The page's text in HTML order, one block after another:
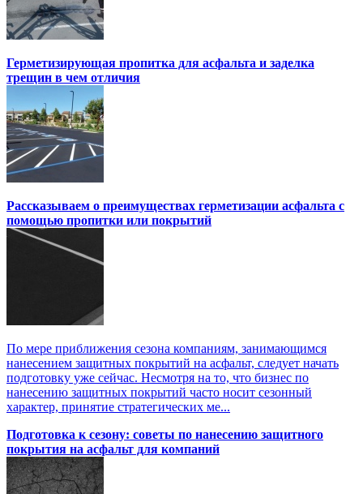
Герметизирующая пропитка для асфальта и заделка
трещин в чем отличия
Рассказываем о преимуществах герметизации асфальта с
помощью пропитки или покрытий
По мере приближения сезона компаниям, занимающимся
нанесением защитных покрытий на асфальт, следует начать
подготовку уже сейчас. Несмотря на то, что бизнес по
нанесению защитных покрытий часто носит сезонный
характер, принятие стратегических ме...
Подготовка к сезону: советы по нанесению защитного
покрытия на асфальт для компаний